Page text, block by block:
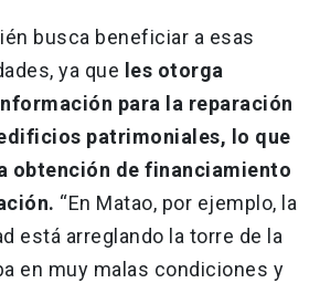
busca beneficiar a esas
ya que les otorga
para la reparación
patrimoniales, lo que
obtención de financiamiento
“En Matao, por ejemplo, la
está arreglando la torre de la
en muy malas condiciones y